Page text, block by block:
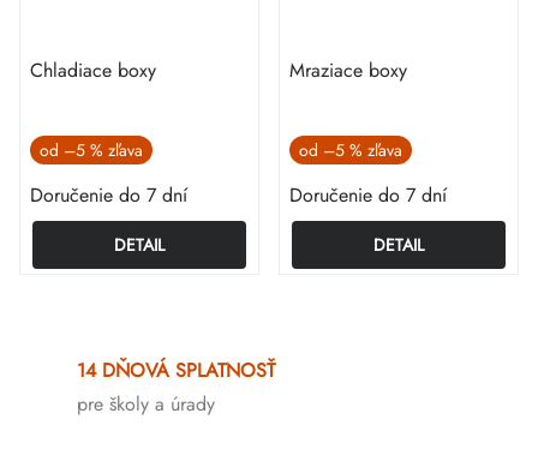
Chladiace boxy
od –5 %
Doručenie do 7 dní
DETAIL
Mraziace boxy
od –5 %
Doručenie do 7 dní
DETAIL
prvky
14 DŇOVÁ SPLATNOSŤ
pre školy a úrady